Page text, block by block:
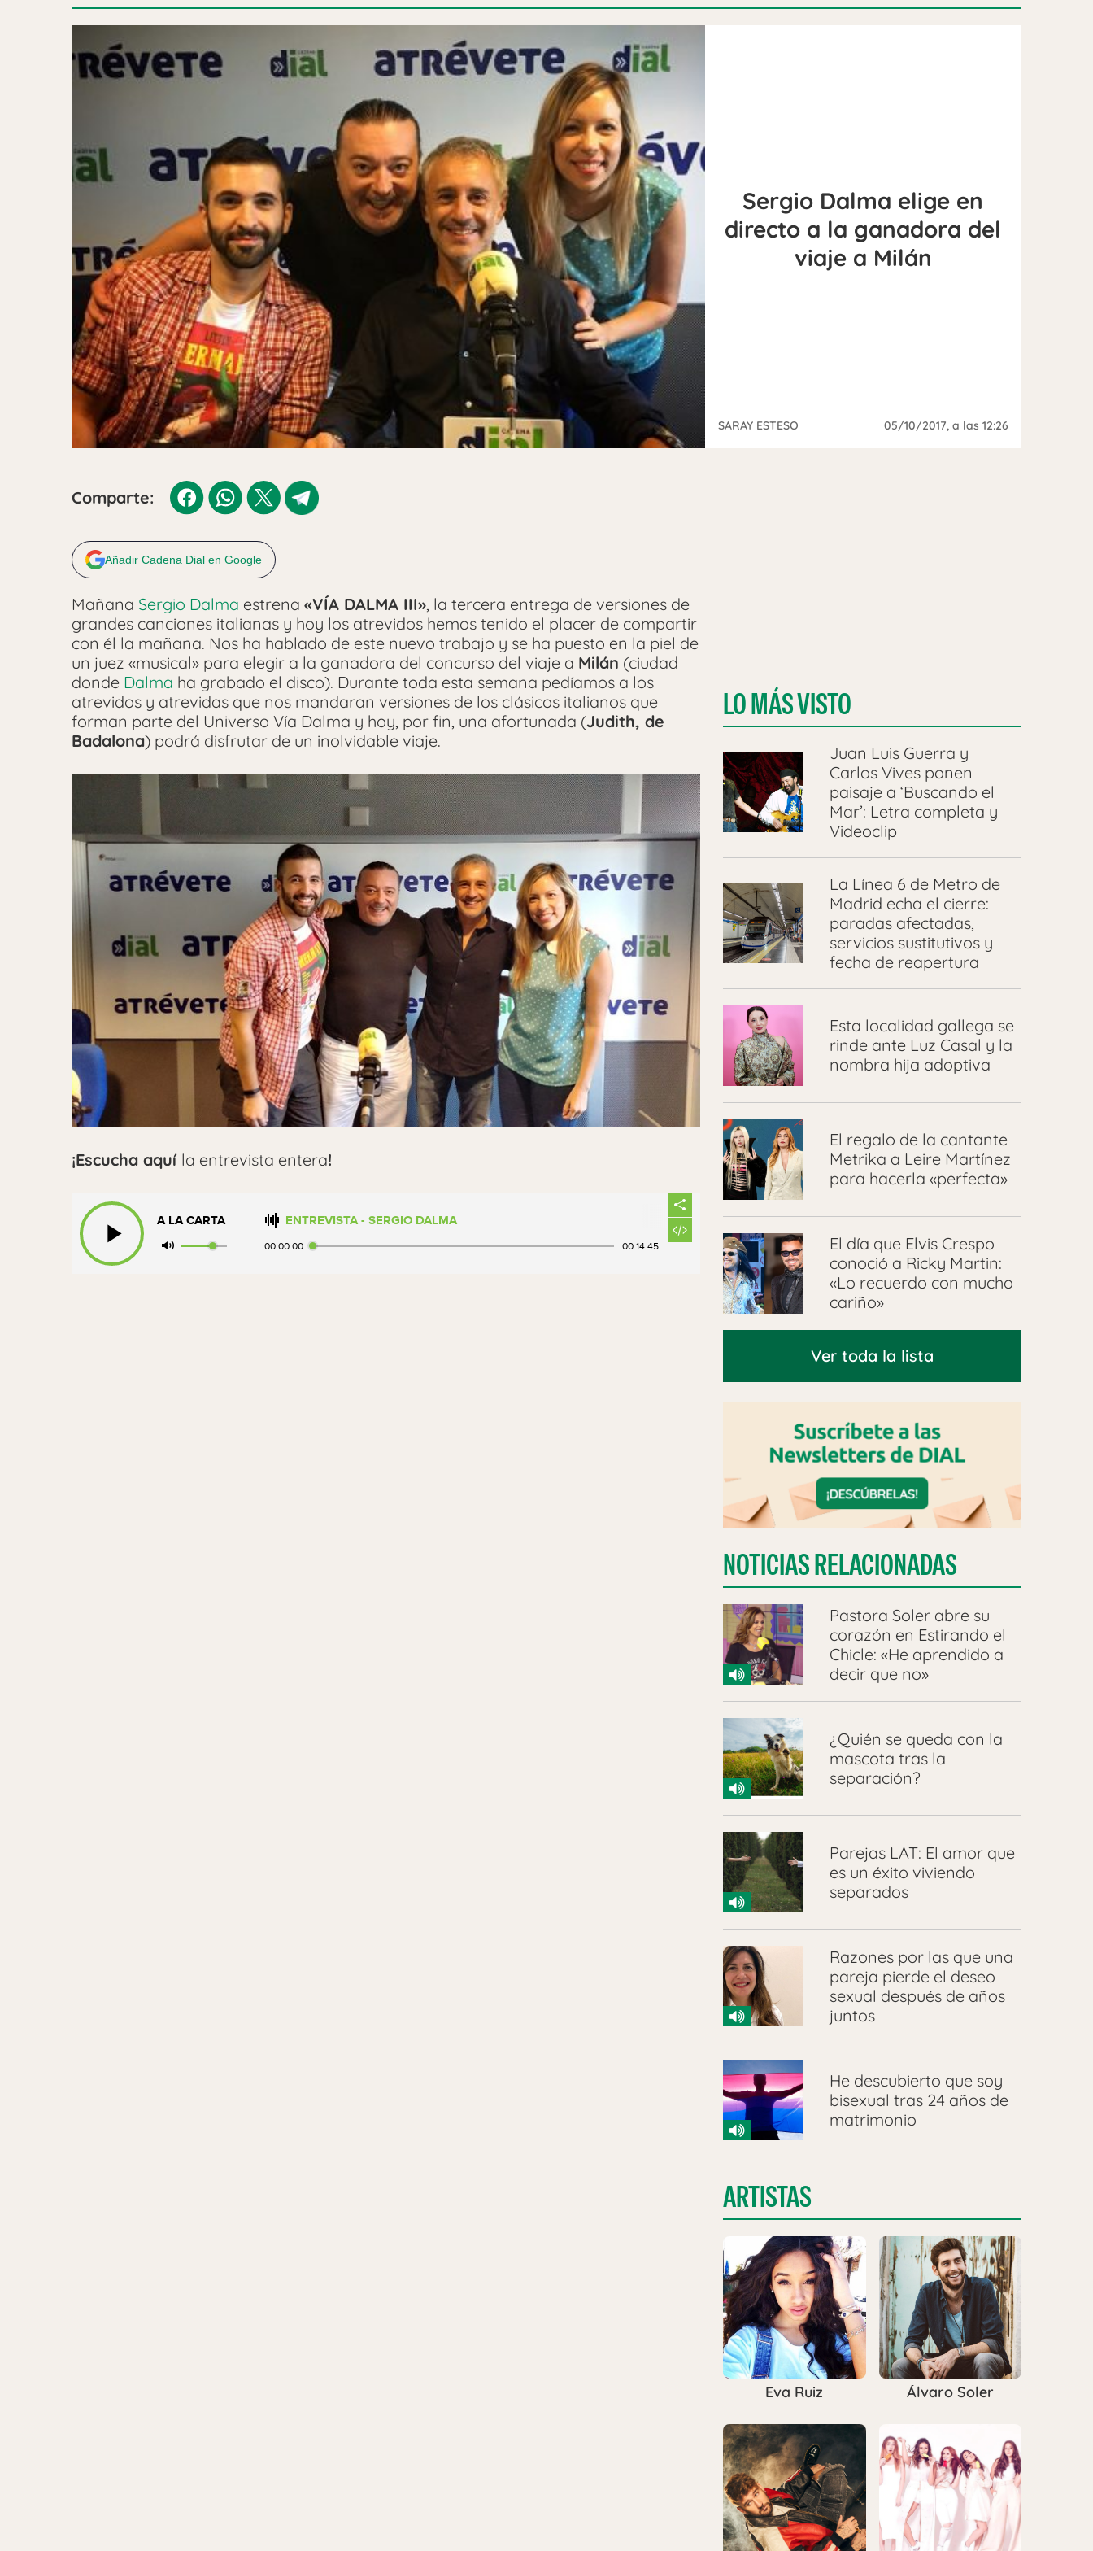
Sergio Dalma elige en
directo a la ganadora del
viaje a Milán
SARAY ESTESO 05/10/2017, a las 12:26
Comparte:
Añadir Cadena Dial en Google
Mañana Sergio Dalma estrena «VÍA DALMA III», la tercera entrega de versiones de
grandes canciones italianas y hoy los atrevidos hemos tenido el placer de compartir
con él la mañana. Nos ha hablado de este nuevo trabajo y se ha puesto en la piel de
un juez «musical» para elegir a la ganadora del concurso del viaje a Milán (ciudad
donde Dalma ha grabado el disco). Durante toda esta semana pedíamos a los
atrevidos y atrevidas que nos mandaran versiones de los clásicos italianos que
forman parte del Universo Vía Dalma y hoy, por fin, una afortunada (Judith, de
Badalona) podrá disfrutar de un inolvidable viaje.
¡Escucha aquí la entrevista entera!
A LA CARTA ENTREVISTA - SERGIO DALMA
00:00:00 00:14:45
LO MÁS VISTO
Juan Luis Guerra y
Carlos Vives ponen
paisaje a ‘Buscando el
Mar’: Letra completa y
Videoclip
La Línea 6 de Metro de
Madrid echa el cierre:
paradas afectadas,
servicios sustitutivos y
fecha de reapertura
Esta localidad gallega se
rinde ante Luz Casal y la
nombra hija adoptiva
El regalo de la cantante
Metrika a Leire Martínez
para hacerla «perfecta»
El día que Elvis Crespo
conoció a Ricky Martin:
«Lo recuerdo con mucho
cariño»
Ver toda la lista
NOTICIAS RELACIONADAS
Pastora Soler abre su
corazón en Estirando el
Chicle: «He aprendido a
decir que no»
¿Quién se queda con la
mascota tras la
separación?
Parejas LAT: El amor que
es un éxito viviendo
separados
Razones por las que una
pareja pierde el deseo
sexual después de años
juntos
He descubierto que soy
bisexual tras 24 años de
matrimonio
ARTISTAS
Eva Ruiz Álvaro Soler